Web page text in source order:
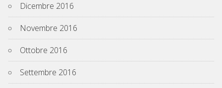
Dicembre 2016
Novembre 2016
Ottobre 2016
Settembre 2016